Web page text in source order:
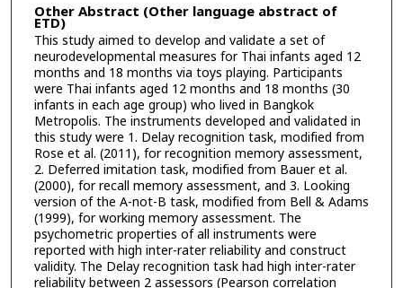
Other Abstract (Other language abstract of
ETD)
This study aimed to develop and validate a set of
neurodevelopmental measures for Thai infants aged 12
months and 18 months via toys playing. Participants
were Thai infants aged 12 months and 18 months (30
infants in each age group) who lived in Bangkok
Metropolis. The instruments developed and validated in
this study were 1. Delay recognition task, modified from
Rose et al. (2011), for recognition memory assessment,
2. Deferred imitation task, modified from Bauer et al.
(2000), for recall memory assessment, and 3. Looking
version of the A-not-B task, modified from Bell & Adams
(1999), for working memory assessment. The
psychometric properties of all instruments were
reported with high inter-rater reliability and construct
validity. The Delay recognition task had high inter-rater
reliability between 2 assessors (Pearson correlation